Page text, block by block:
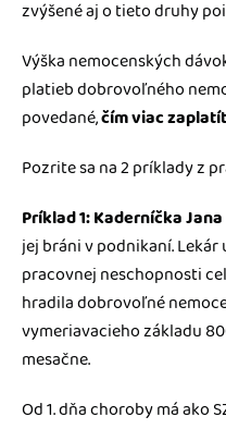
zvýšené aj o tieto druhy
Výška nemocenských
platieb dobrovoľného
povedané,čím viac
Pozrite sa na 2 príklady z
Príklad 1: Kaderníčka Jana
jej bráni v podnikaní. Lekár
pracovnej neschopnosti
hradila dobrovoľné
vymeriavacieho základu
mesačne.
Od 1. dňa choroby má ako